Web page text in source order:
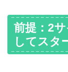
前提：2
してスタ